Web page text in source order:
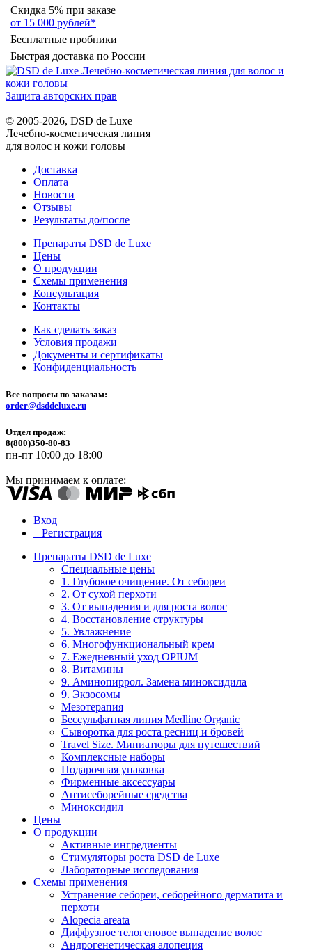
Скидка 5% при заказе
от 15 000 рублей*
Бесплатные пробники
Быстрая доставка по России
Защита авторских прав
© 2005-2026, DSD de Luxe
Лечебно-косметическая линия
для волос и кожи головы
Доставка
Оплата
Новости
Отзывы
Результаты до/после
Препараты DSD de Luxe
Цены
О продукции
Схемы применения
Консультация
Контакты
Как сделать заказ
Условия продажи
Документы и сертификаты
Конфиденциальность
Все вопросы по заказам:
order@dsddeluxe.ru
Отдел продаж:
8(800)350-80-83
пн-пт 10:00 до 18:00
Мы принимаем к оплате:
Вход
Регистрация
Препараты DSD de Luxe
Специальные цены
1. Глубокое очищение. От себореи
2. От сухой перхоти
3. От выпадения и для роста волос
4. Восстановление структуры
5. Увлажнение
6. Многофункциональный крем
7. Ежедневный уход OPIUM
8. Витамины
9. Аминопиррол. Замена миноксидила
9. Экзосомы
Мезотерапия
Бессульфатная линия Medline Organic
Сыворотка для роста ресниц и бровей
Travel Size. Миниатюры для путешествий
Комплексные наборы
Подарочная упаковка
Фирменные аксессуары
Антисеборейные средства
Миноксидил
Цены
О продукции
Активные ингредиенты
Стимуляторы роста DSD de Luxe
Лабораторные исследования
Схемы применения
Устранение себореи, себорейного дерматита и
перхоти
Alopecia areata
Диффузное телогеновое выпадение волос
Андрогенетическая алопеция